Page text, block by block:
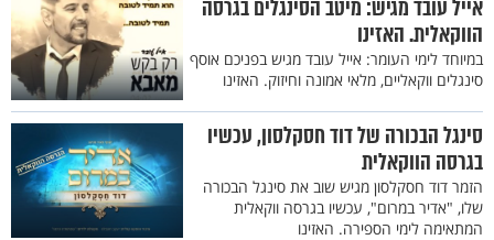
אייל עובד מגיש: מיטב הסינגלים בגרסה
הווקאלית. האזינו
במיוחד לימי העומר: אייל עובד מגיש בפניכם אוסף
סינגלים ווקאליים, מלאי אמונה וחיזוק. האזינו
סינגל הבכורה של דוד חסקלסון, עכשיו
בגרסה הווקאלית
הזמר דוד חסקלסון מגיש שוב את סינגל הבכורה
שלו, "אדיר במרום", עכשיו בגרסה ווקאלית
המתאימה לימי הספירה. האזינו